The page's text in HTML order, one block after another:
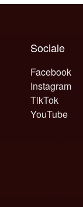
Sociale
Facebook
Instagram
TikTok
YouTube